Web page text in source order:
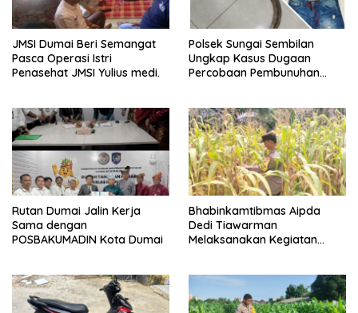
JMSI Dumai Beri Semangat
Pasca Operasi Istri
Penasehat JMSI Yulius medi.
Polsek Sungai Sembilan
Ungkap Kasus Dugaan
Percobaan Pembunuhan
Rutan Dumai Jalin Kerja
Sama dengan
POSBAKUMADIN Kota Dumai
Bhabinkamtibmas Aipda
Dedi Tiawarman
Melaksanakan Kegiatan